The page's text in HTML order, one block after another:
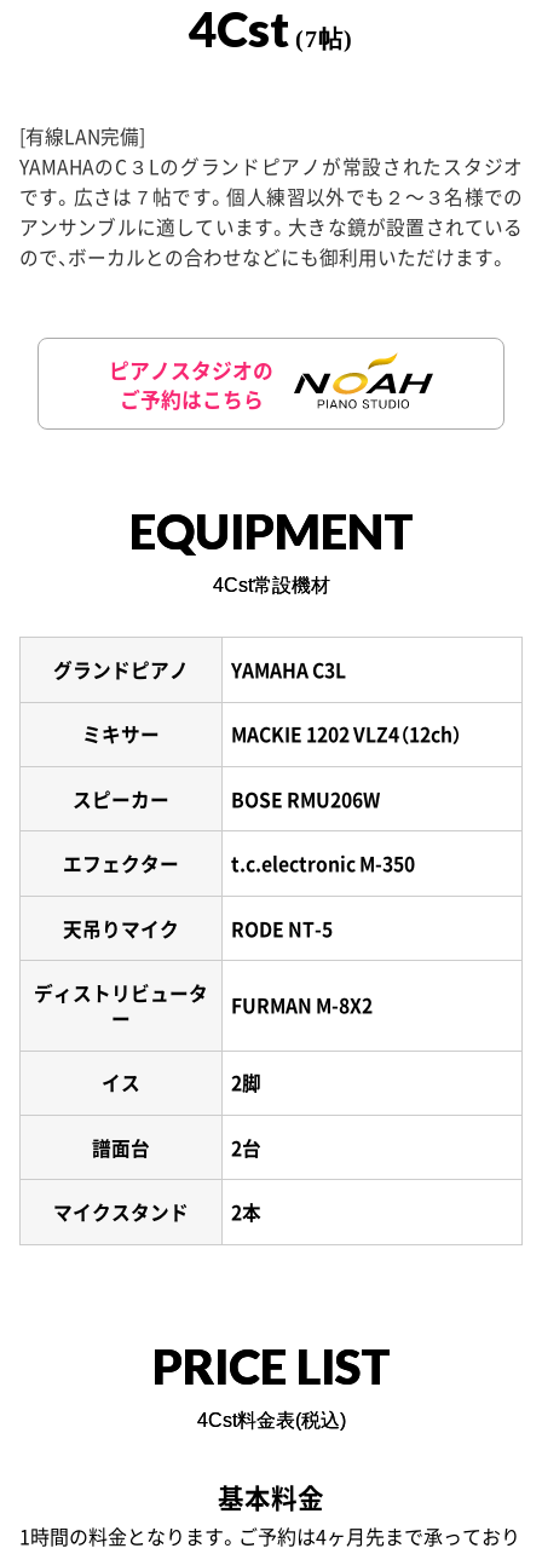
4Cst (7帖)
[有線LAN完備]
YAMAHAのC３Lのグランドピアノが常設されたスタジオ
です。広さは７帖です。個人練習以外でも２〜３名様での
アンサンブルに適しています。大きな鏡が設置されている
ので、ボーカルとの合わせなどにも御利用いただけます。
ピアノスタジオの
ご予約はこちら
EQUIPMENT
4Cst常設機材
グランドピアノ YAMAHA C3L
ミキサー MACKIE 1202 VLZ4（12ch）
スピーカー BOSE RMU206W
エフェクター t.c.electronic M-350
天吊りマイク RODE NT-5
ディストリビュータ
ー
FURMAN M-8X2
イス 2脚
譜面台 2台
マイクスタンド 2本
PRICE LIST
4Cst料金表(税込)
基本料金
1時間の料金となります。ご予約は4ヶ月先まで承っており